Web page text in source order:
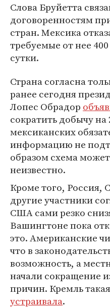
Слова Бруйетта
договоренностям
стран. Мексика
требуемые от нее
сутки.
Страна согласна
ранее сегодня
Лопес Обрадор
сократить добычу на
мексиканских
информацию не
образом схема
неизвестно.
Кроме того, Россия,
другие участники
США сами резко
Вашингтоне пока
это. Американские
что в
возможность, а
начали сокращение
причин. Кремль
устраивала.